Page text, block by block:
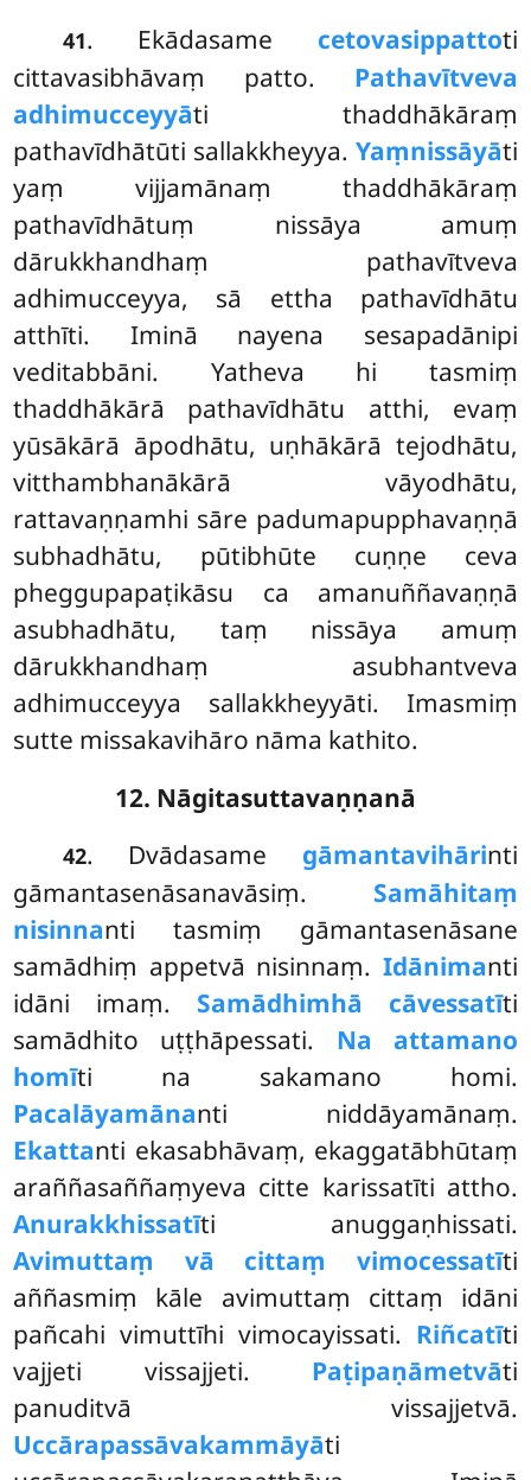
41. Ekādasame cetovasippattoti
cittavasibhāvaṃ patto. Pathavītveva
adhimucceyyāti thaddhākāraṃ
pathavīdhātūti sallakkheyya. Yaṃnissāyāti
yaṃ vijjamānaṃ thaddhākāraṃ
pathavīdhātuṃ nissāya amuṃ
dārukkhandhaṃ pathavītveva
adhimucceyya, sā ettha pathavīdhātu
atthīti. Iminā nayena sesapadānipi
veditabbāni. Yatheva hi tasmiṃ
thaddhākārā pathavīdhātu atthi, evaṃ
yūsākārā āpodhātu, uṇhākārā tejodhātu,
vitthambhanākārā vāyodhātu,
rattavaṇṇamhi sāre padumapupphavaṇṇā
subhadhātu, pūtibhūte cuṇṇe ceva
pheggupapaṭikāsu ca amanuññavaṇṇā
asubhadhātu, taṃ nissāya amuṃ
dārukkhandhaṃ asubhantveva
adhimucceyya sallakkheyyāti. Imasmiṃ
sutte missakavihāro nāma kathito.
12. Nāgitasuttavaṇṇanā
42. Dvādasame gāmantavihārinti
gāmantasenāsanavāsiṃ. Samāhitaṃ
nisinnanti tasmiṃ gāmantasenāsane
samādhiṃ appetvā nisinnaṃ. Idānimanti
idāni imaṃ. Samādhimhā cāvessatīti
samādhito uṭṭhāpessati. Na attamano
homīti na sakamano homi.
Pacalāyamānanti niddāyamānaṃ.
Ekattanti ekasabhāvaṃ, ekaggatābhūtaṃ
araññasaññaṃyeva citte karissatīti attho.
Anurakkhissatīti anuggaṇhissati.
Avimuttaṃ vā cittaṃ vimocessatīti
aññasmiṃ kāle avimuttaṃ cittaṃ idāni
pañcahi vimuttīhi vimocayissati. Riñcatīti
vajjeti vissajjeti. Paṭipaṇāmetvāti
panuditvā vissajjetvā.
Uccārapassāvakammāyāti